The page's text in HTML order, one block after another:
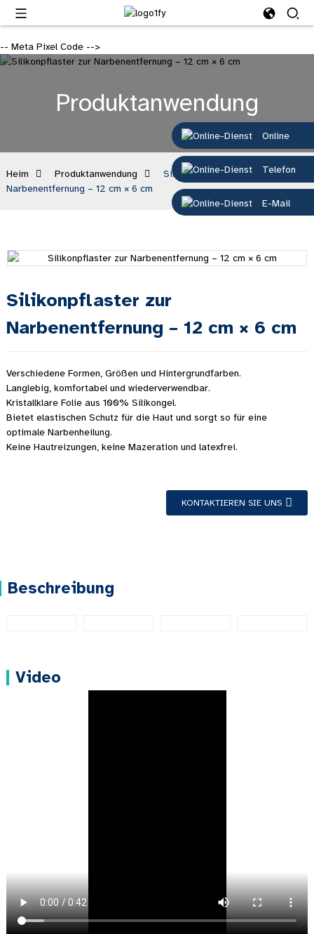
-- Meta Pixel Code -->
Online
Telefon
E-Mail
Produktanwendung
Heim Produktanwendung
Silikonpflaster zur
Narbenentfernung – 12 cm × 6 cm
Silikonpflaster zur
Narbenentfernung – 12 cm × 6 cm
Verschiedene Formen, Größen und Hintergrundfarben.
Langlebig, komfortabel und wiederverwendbar.
Kristallklare Folie aus 100% Silikongel.
Bietet elastischen Schutz für die Haut und sorgt so für eine
optimale Narbenheilung.
Keine Hautreizungen, keine Mazeration und latexfrei.
KONTAKTIEREN SIE UNS
Beschreibung
Video